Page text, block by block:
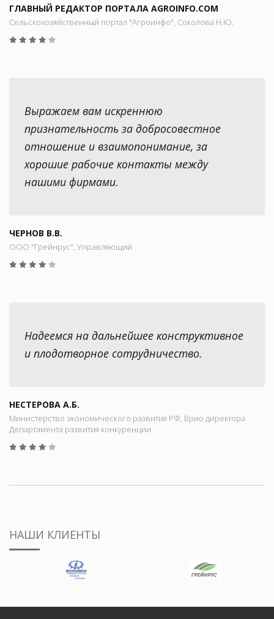
ГЛАВНЫЙ РЕДАКТОР ПОРТАЛА AGROINFO.COM
Сельскохозяйственный портал "Агроинфо", Соколова Н.Ю.
Выражаем вам искреннюю
признательность за добросовестное
отношение и взаимопонимание, за
хорошие рабочие контакты между
нашими фирмами.
ЧЕРНОВ В.В.
ООО "Грейнрус", Управляющий
Надеемся на дальнейшее конструктивное
и плодотворное сотрудничество.
НЕСТЕРОВА А.Б.
Министерство экономического развития РФ, Врио директора
Департамента развития конкуренции
НАШИ КЛИЕНТЫ